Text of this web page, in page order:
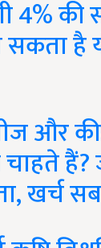
4% की
है
और
हैं?
खर्च